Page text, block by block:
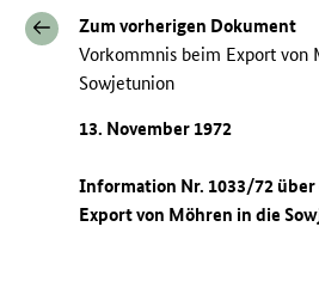
Zum vorherigen Dokument
Vorkommnis beim Export von
Sowjetunion
13. November 1972
Information Nr. 1033/72
Export von Möhren in die